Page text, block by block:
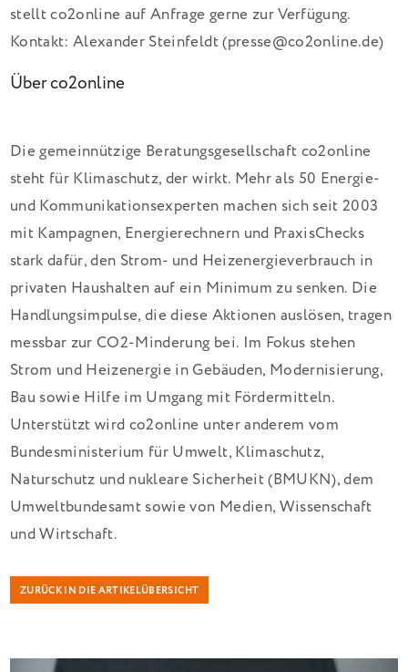
stellt co2online auf Anfrage gerne zur Verfügung.
Kontakt: Alexander Steinfeldt (presse@co2online.de)
Über co2online
Die gemeinnützige Beratungsgesellschaft co2online
steht für Klimaschutz, der wirkt. Mehr als 50 Energie-
und Kommunikationsexperten machen sich seit 2003
mit Kampagnen, Energierechnern und PraxisChecks
stark dafür, den Strom- und Heizenergieverbrauch in
privaten Haushalten auf ein Minimum zu senken. Die
Handlungsimpulse, die diese Aktionen auslösen, tragen
messbar zur CO2-Minderung bei. Im Fokus stehen
Strom und Heizenergie in Gebäuden, Modernisierung,
Bau sowie Hilfe im Umgang mit Fördermitteln.
Unterstützt wird co2online unter anderem vom
Bundesministerium für Umwelt, Klimaschutz,
Naturschutz und nukleare Sicherheit (BMUKN), dem
Umweltbundesamt sowie von Medien, Wissenschaft
und Wirtschaft.
ZURÜCK IN DIE ARTIKELÜBERSICHT